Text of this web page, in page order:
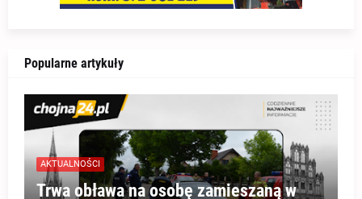
Popularne artykuły
AKTUALNOŚCI
Trwa obława na osobę zamieszaną w